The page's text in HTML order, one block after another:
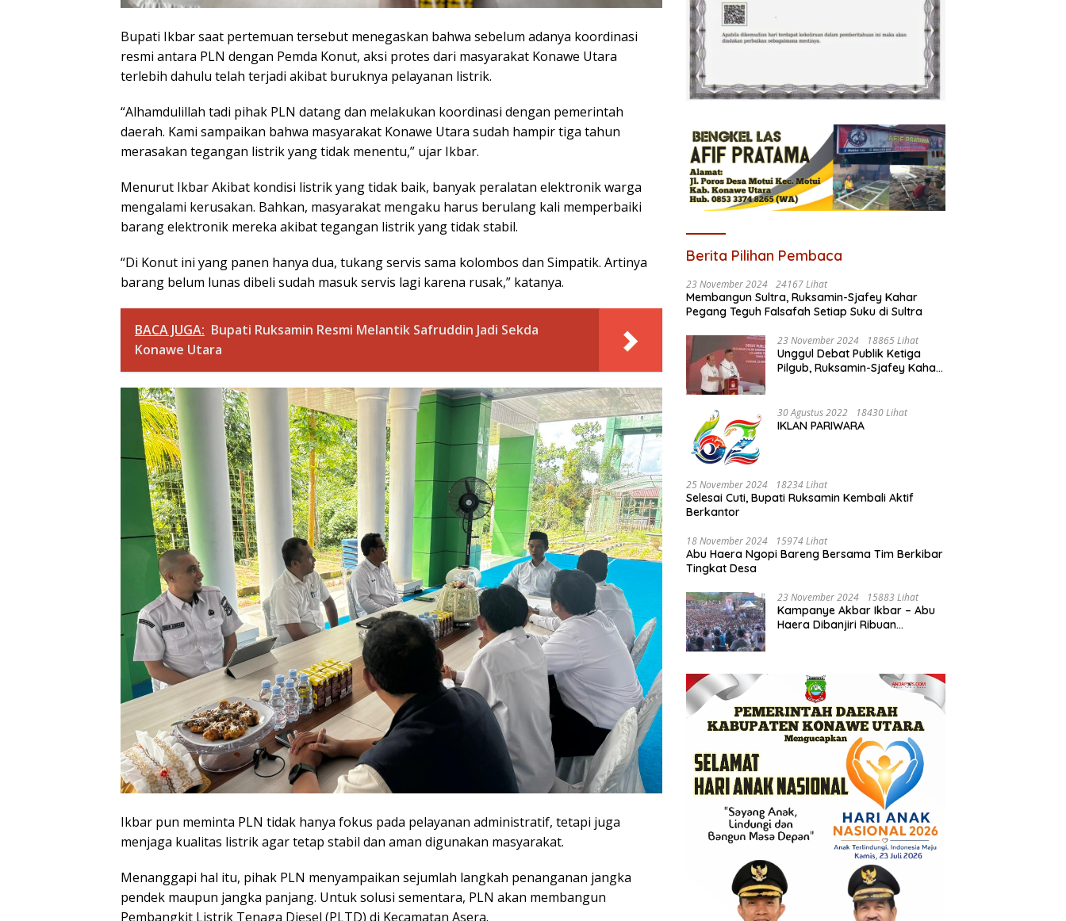
Bupati Ikbar saat pertemuan tersebut menegaskan bahwa sebelum adanya koordinasi
resmi antara PLN dengan Pemda Konut, aksi protes dari masyarakat Konawe Utara
terlebih dahulu telah terjadi akibat buruknya pelayanan listrik.
“Alhamdulillah tadi pihak PLN datang dan melakukan koordinasi dengan pemerintah
daerah. Kami sampaikan bahwa masyarakat Konawe Utara sudah hampir tiga tahun
merasakan tegangan listrik yang tidak menentu,” ujar Ikbar.
Menurut Ikbar Akibat kondisi listrik yang tidak baik, banyak peralatan elektronik warga
mengalami kerusakan. Bahkan, masyarakat mengaku harus berulang kali memperbaiki
barang elektronik mereka akibat tegangan listrik yang tidak stabil.
“Di Konut ini yang panen hanya dua, tukang servis sama kolombos dan Simpatik. Artinya
barang belum lunas dibeli sudah masuk servis lagi karena rusak,” katanya.
BACA JUGA: Bupati Ruksamin Resmi Melantik Safruddin Jadi Sekda
Konawe Utara
Ikbar pun meminta PLN tidak hanya fokus pada pelayanan administratif, tetapi juga
menjaga kualitas listrik agar tetap stabil dan aman digunakan masyarakat.
Menanggapi hal itu, pihak PLN menyampaikan sejumlah langkah penanganan jangka
pendek maupun jangka panjang. Untuk solusi sementara, PLN akan membangun
Pembangkit Listrik Tenaga Diesel (PLTD) di Kecamatan Asera.
Berita Pilihan Pembaca
23 November 2024 24167 Lihat
Membangun Sultra, Ruksamin-Sjafey Kahar
Pegang Teguh Falsafah Setiap Suku di Sultra
23 November 2024 18865 Lihat
Unggul Debat Publik Ketiga
Pilgub, Ruksamin-Sjafey Kahar
Keunggulan SDA
30 Agustus 2022 18430 Lihat
IKLAN PARIWARA
25 November 2024 18234 Lihat
Selesai Cuti, Bupati Ruksamin Kembali Aktif
Berkantor
18 November 2024 15974 Lihat
Abu Haera Ngopi Bareng Bersama Tim Berkibar
Tingkat Desa
23 November 2024 15883 Lihat
Kampanye Akbar Ikbar – Abu
Haera Dibanjiri Ribuan